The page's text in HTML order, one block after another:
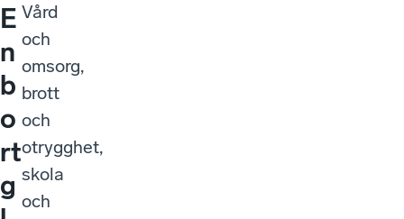
E
n
b
o
rt
g
Vård
och
omsorg,
brott
och
otrygghet,
skola
och